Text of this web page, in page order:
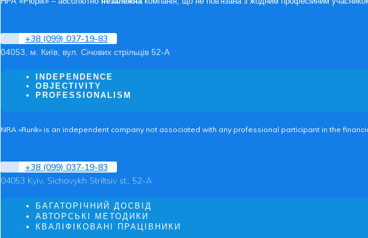
+38 (099) 037-19-83
04053, м. Київ, вул. Січових стрільців 52-А
INDEPENDENCE
OBJECTIVITY
PROFESSIONALISM
NRA «Rurik» is an independent company not associated with any professional participant in the
+38 (099) 037-19-83
04053 Kyiv, Sichovykh Striltsiv st., 52-A
БАГАТОРІЧНИЙ ДОСВІД
АВТОРСЬКІ МЕТОДИКИ
КВАЛІФІКОВАНІ ПРАЦІВНИКИ